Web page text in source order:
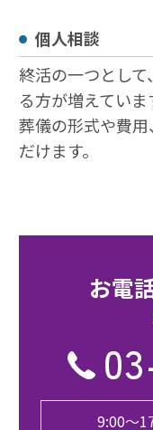
個人相談
終活の一つとし
る方が増えていま
葬儀の形式や費
だけます。
お電
9:00〜